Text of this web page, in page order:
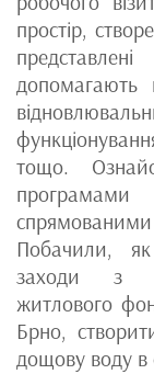
простір,
допомагають
тощо.
Побачили,
заходи з
житлового
Брно,
дощову воду в